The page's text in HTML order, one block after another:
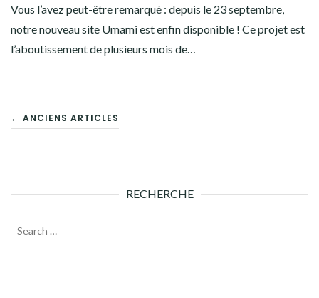
Vous l’avez peut-être remarqué : depuis le 23 septembre,
notre nouveau site Umami est enfin disponible ! Ce projet est
l’aboutissement de plusieurs mois de…
NAVIGATION
← ANCIENS ARTICLES
RECHERCHE
Recherche